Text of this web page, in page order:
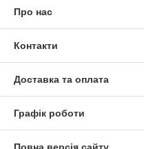
Про нас
Контакти
Доставка та оплата
Графік роботи
Повна версія сайту